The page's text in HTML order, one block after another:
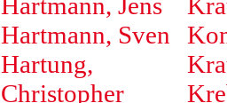
Hartmann, Sven
Hartung,
Christopher